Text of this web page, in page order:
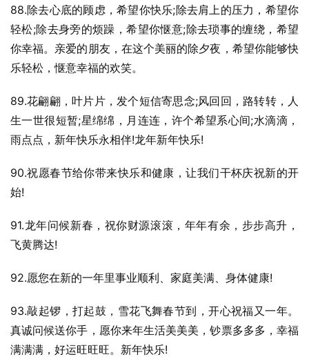
88.除去心底的顾虑，希望你快乐;除去肩上的压力，希望你
轻松;除去身旁的烦躁，希望你惬意;除去琐事的缠绕，希望
你幸福。亲爱的朋友，在这个美丽的除夕夜，希望你能够快
乐轻松，惬意幸福的欢笑。
89.花翩翩，叶片片，发个短信寄思念;风回回，路转转，人
生一世很短暂;星绵绵，月连连，许个希望系心间;水滴滴，
雨点点，新年快乐永相伴!龙年新年快乐!
90.祝愿春节给你带来快乐和健康，让我们干杯庆祝新的开
始!
91.龙年问候新春，祝你财源滚滚，年年有余，步步高升，
飞黄腾达!
92.愿您在新的一年里事业顺利、家庭美满、身体健康!
93.敲起锣，打起鼓，雪花飞舞春节到，开心祝福又一年。
真诚问候送你手，愿你来年生活美美美，钞票多多多，幸福
满满满，好运旺旺旺。新年快乐!